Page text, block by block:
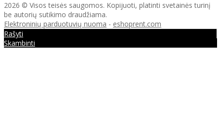
2026 © Visos teisės saugomos. Kopijuoti, platinti svetainės turinį
be autorių sutikimo draudžiama.
Elektroninių parduotuvių nuoma - eshoprent.com
Rašyti
Skambinti